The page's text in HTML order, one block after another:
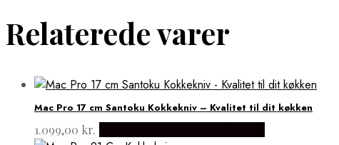
Relaterede varer
Mac Pro 17 cm Santoku Kokkekniv – Kvalitet til dit køkken
1.099,00 kr.